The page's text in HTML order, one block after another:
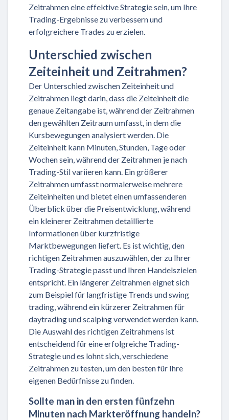
Zeitrahmen eine effektive Strategie sein, um Ihre
Trading-Ergebnisse zu verbessern und
erfolgreichere Trades zu erzielen.
Unterschied zwischen
Zeiteinheit und Zeitrahmen?
Der Unterschied zwischen Zeiteinheit und
Zeitrahmen liegt darin, dass die Zeiteinheit die
genaue Zeitangabe ist, während der Zeitrahmen
den gewählten Zeitraum umfasst, in dem die
Kursbewegungen analysiert werden. Die
Zeiteinheit kann Minuten, Stunden, Tage oder
Wochen sein, während der Zeitrahmen je nach
Trading-Stil variieren kann. Ein größerer
Zeitrahmen umfasst normalerweise mehrere
Zeiteinheiten und bietet einen umfassenderen
Überblick über die Preisentwicklung, während
ein kleinerer Zeitrahmen detaillierte
Informationen über kurzfristige
Marktbewegungen liefert. Es ist wichtig, den
richtigen Zeitrahmen auszuwählen, der zu Ihrer
Trading-Strategie passt und Ihren Handelszielen
entspricht. Ein längerer Zeitrahmen eignet sich
zum Beispiel für langfristige Trends und swing
trading, während ein kürzerer Zeitrahmen für
daytrading und scalping verwendet werden kann.
Die Auswahl des richtigen Zeitrahmens ist
entscheidend für eine erfolgreiche Trading-
Strategie und es lohnt sich, verschiedene
Zeitrahmen zu testen, um den besten für Ihre
eigenen Bedürfnisse zu finden.
Sollte man in den ersten fünfzehn
Minuten nach Markteröffnung handeln?